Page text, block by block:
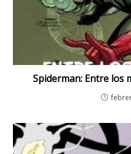
Spiderman: Entre los